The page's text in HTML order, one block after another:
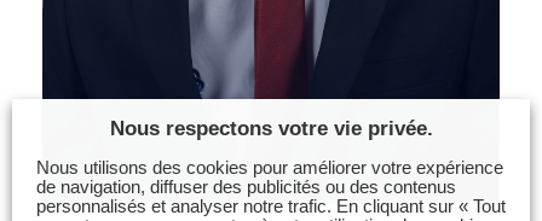
Nous respectons votre vie privée.
Nous utilisons des cookies pour améliorer votre expérience
de navigation, diffuser des publicités ou des contenus
personnalisés et analyser notre trafic. En cliquant sur « Tout